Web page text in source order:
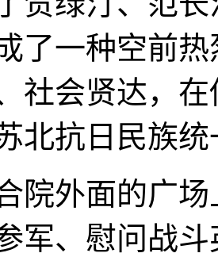
了一种空前
社会贤达，
北抗日民族
外面的广场
军、慰问战